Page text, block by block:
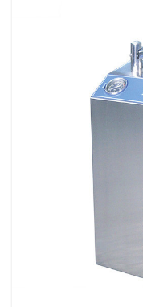
T/T,L/C,D/A,D/